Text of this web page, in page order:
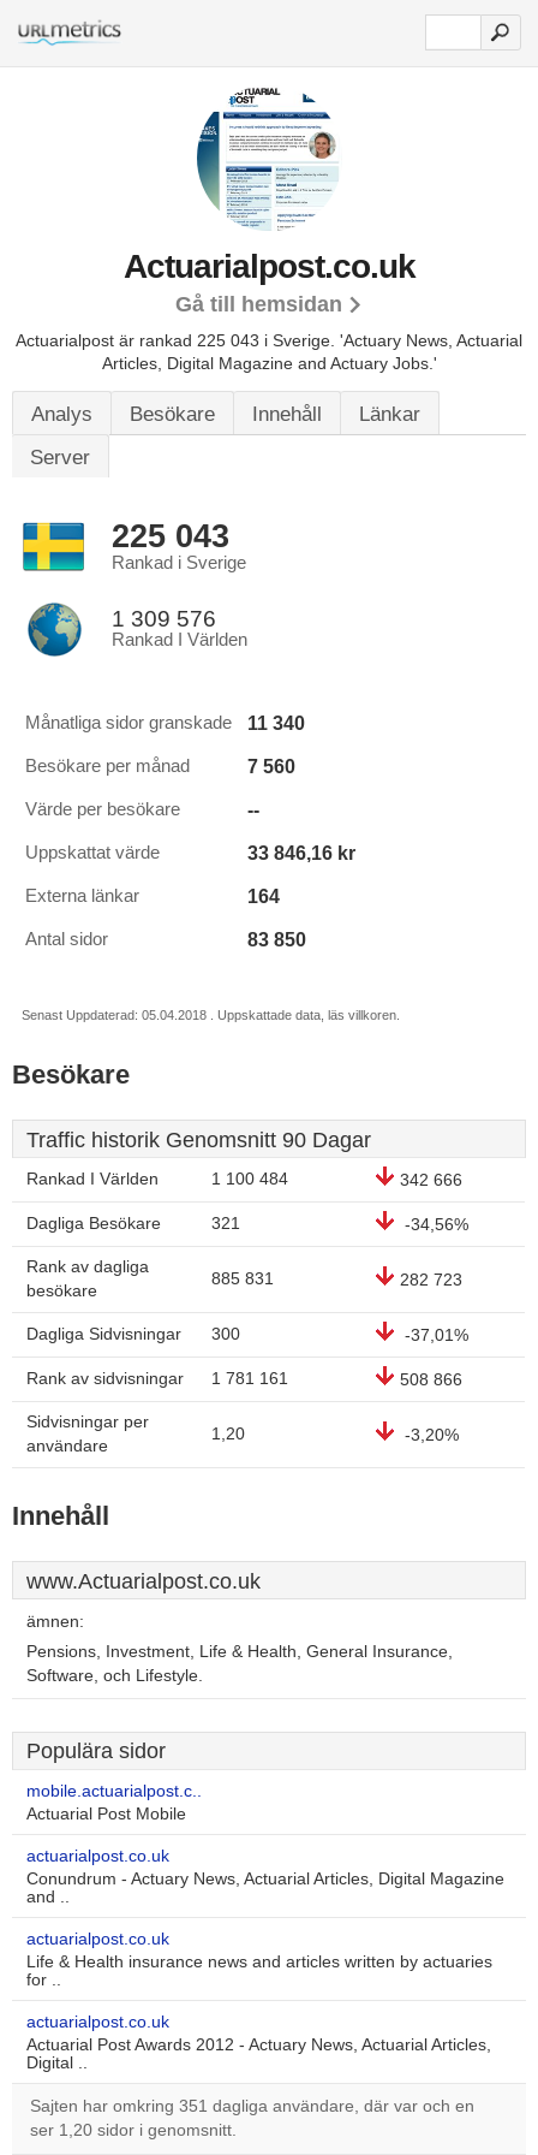
Actuarialpost.co.uk
Gå till hemsidan
Actuarialpost är rankad 225 043 i Sverige. 'Actuary News, Actuarial
Articles, Digital Magazine and Actuary Jobs.'
Analys Besökare Innehåll
Länkar
Server
225 043
Rankad i Sverige
1 309 576
Rankad I Världen
Månatliga sidor granskade 11 340
Besökare per månad 7 560
Värde per besökare --
Uppskattat värde 33 846,16 kr
Externa länkar 164
Antal sidor 83 850
Senast Uppdaterad: 05.04.2018 . Uppskattade data, läs villkoren.
Besökare
Traffic historik Genomsnitt 90 Dagar
Rankad I Världen 1 100 484 342 666
Dagliga Besökare 321 -34,56%
Rank av dagliga
besökare
885 831 282 723
Dagliga Sidvisningar 300 -37,01%
Rank av sidvisningar 1 781 161 508 866
Sidvisningar per
användare
1,20 -3,20%
Innehåll
www.Actuarialpost.co.uk
ämnen:
Pensions, Investment, Life & Health, General Insurance,
Software, och Lifestyle.
Populära sidor
mobile.actuarialpost.c..
Actuarial Post Mobile
actuarialpost.co.uk
Conundrum - Actuary News, Actuarial Articles, Digital Magazine
and ..
actuarialpost.co.uk
Life & Health insurance news and articles written by actuaries
for ..
actuarialpost.co.uk
Actuarial Post Awards 2012 - Actuary News, Actuarial Articles,
Digital ..
Sajten har omkring 351 dagliga användare, där var och en
ser 1,20 sidor i genomsnitt.